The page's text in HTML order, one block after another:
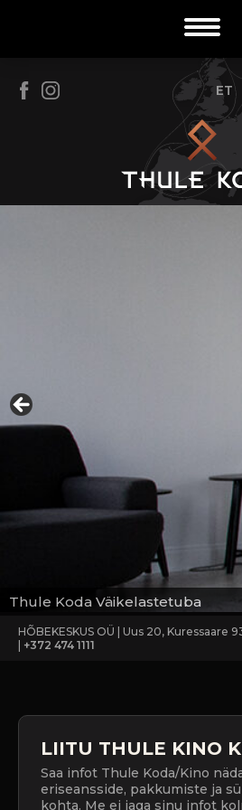
ET
Thule Koda Väikelastetuba
HÕBEKESKUS OÜ | Uus 20, Kuressaare
| +372 474 1111
LIITU THULE KINO
Saa infot Thule Koda/Kino
eriseansside, pakkumiste ja
kohta. Me ei jaga sinu infot